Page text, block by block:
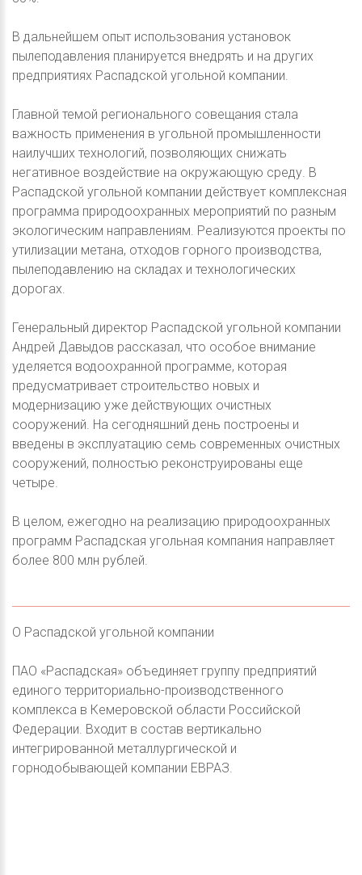
В дальнейшем опыт использования установок
пылеподавления планируется внедрять и на других
предприятиях Распадской угольной компании.
Главной темой регионального совещания стала
важность применения в угольной промышленности
наилучших технологий, позволяющих снижать
негативное воздействие на окружающую среду. В
Распадской угольной компании действует комплексная
программа природоохранных мероприятий по разным
экологическим направлениям. Реализуются проекты по
утилизации метана, отходов горного производства,
пылеподавлению на складах и технологических
дорогах.
Генеральный директор Распадской угольной компании
Андрей Давыдов рассказал, что особое внимание
уделяется водоохранной программе, которая
предусматривает строительство новых и
модернизацию уже действующих очистных
сооружений. На сегодняшний день построены и
введены в эксплуатацию семь современных очистных
сооружений, полностью реконструированы еще
четыре.
В целом, ежегодно на реализацию природоохранных
программ Распадская угольная компания направляет
более 800 млн рублей.
О Распадской угольной компании
ПАО «Распадская» объединяет группу предприятий
единого территориально-производственного
комплекса в Кемеровской области Российской
Федерации. Входит в состав вертикально
интегрированной металлургической и
горнодобывающей компании ЕВРАЗ.